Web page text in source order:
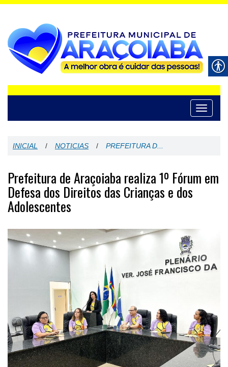
Toggle
INICIAL / NOTICIAS / PREFEITURA D...
Prefeitura de Araçoiaba realiza 1º Fórum em
Defesa dos Direitos das Crianças e dos
Adolescentes